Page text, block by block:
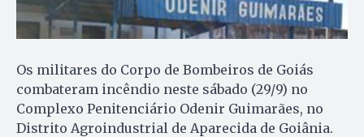
Os militares do Corpo de Bombeiros de Goiás
combateram incêndio neste sábado (29/9) no
Complexo Penitenciário Odenir Guimarães, no
Distrito Agroindustrial de Aparecida de Goiânia.